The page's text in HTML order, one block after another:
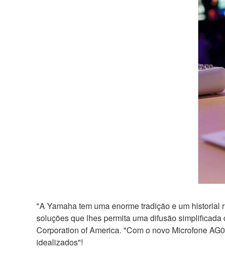
"A Yamaha tem uma enorme tradição e um
soluções que lhes permita uma difusão
Corporation of America. "Com o novo Microfone
idealizados"!